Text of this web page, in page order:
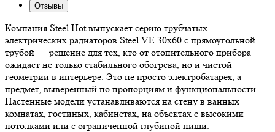
Отзывы
Компания Steel Hot выпускает серию трубчатых
электрических радиаторов Steel VE 30х60 с прямоугольной
трубой — решение для тех, кто от отопительного прибора
ожидает не только стабильного обогрева, но и чистой
геометрии в интерьере. Это не просто электробатарея, а
предмет, выверенный по пропорциям и функциональности.
Настенные модели устанавливаются на стену в ванных
комнатах, гостиных, кабинетах, на объектах с высокими
потолками или с ограниченной глубиной ниши.